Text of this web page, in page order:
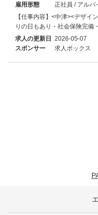
雇用形態
正社員 / アルバ
【仕事内容】<中津><デザイ
りの日もあり・社会保険完備
求人の更新日 2026-05-07
スポンサー
求人ボックス